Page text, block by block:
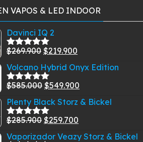
VAPOS & LED INDOOR
Davinci IQ 2
Valorado
5
$269.900 El
precio
original
era:
$269.900.
$219.900
precio
actual
es:
$219.900.
Volcano Hybrid Onyx Edition
Valorado
5
$585.000 El
precio
original
era:
$585.000.
$549.900
precio
$549.900.
Plenty Black Storz & Bickel
Valorado
5
$285.900 El
precio
$259.700
precio
Vaporizador Veazy Storz & Bickel